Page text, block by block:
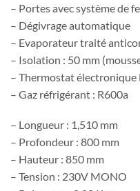
– Portes avec système de
– Dégivrage automatique
– Evaporateur traité
– Isolation : 50 mm
– Thermostat électronique
– Gaz réfrigérant : R600a
– Longueur : 1,510 mm
– Profondeur : 800 mm
– Hauteur : 850 mm
– Tension : 230V MONO